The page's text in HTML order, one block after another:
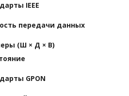
IEEE
передачи данных
(Ш × Д × В)
GPON